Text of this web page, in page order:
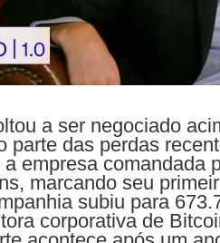
a ser negociado
parte das perdas
empresa comandada
marcando seu
subiu para
corporativa de